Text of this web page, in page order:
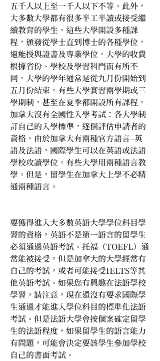
五千人以上至一千人以下不等。此外，
大多數大學都有很多半工半讀或接受繼
續教育的學生。這些大學開設多種課
程，頒發從學士直到博士的各種學位，
還能授與證書及專業學位。大學的收費
根據省份、學校及學習科門而有所不
同。大學的學年通常是從九月份開始到
五月份結束。有些大學實習兩學期或三
學期制，甚至在夏季都開設所有課程。
加拿大沒有全國性入學考試：各大學制
訂自己的入學標準，逐個評估申請者的
資格。由於加拿大有兩種官方語言–英
語及法語，國際學生可以在英語或法語
學校攻讀學位。有些大學用兩種語言教
學。但是，留學生在加拿大上學不必精
通兩種語言。
要獲得進入大多數英語大學學位科目學
習的資格，英語不是第一語言的留學生
必須通過英語考試。托福（TOEFL）通
常能被接受，但是加拿大的大學經常有
自己的考試，或者可能接受IELTS等其
他英語考試。如果您有興趣在法語學校
學習，請注意，現在還沒有要求國際學
生通過才能進入學位科目的標準化法語
考試。但是法語大學會按個案確定留學
生的法語程度，如果留學生的語言能力
有問題，可能會決定要該學生參加學校
自己的書面考試。